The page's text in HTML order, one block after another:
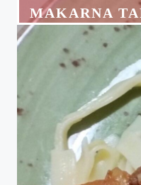
MAKARNA